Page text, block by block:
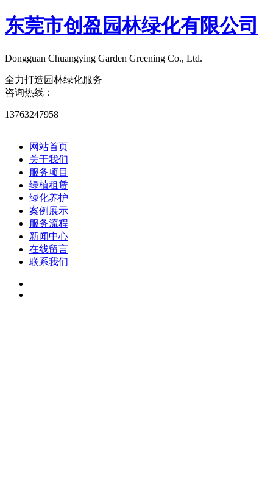
东莞市创盈园林绿化有限公司
Dongguan Chuangying Garden Greening Co., Ltd.​
全力打造园林绿化服务
咨询热线：
13763247958
网站首页
关于我们
服务项目
绿植租赁
绿化养护
案例展示
服务流程
新闻中心
在线留言
联系我们